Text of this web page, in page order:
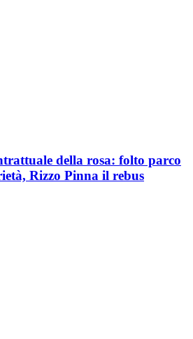
della rosa: folto parco
Rizzo Pinna il rebus